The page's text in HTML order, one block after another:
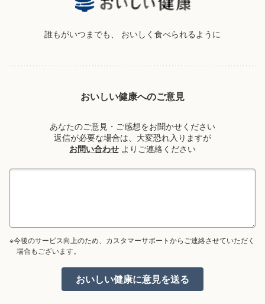
誰もがいつまでも、 おいしく食べられるように
おいしい健康へのご意見
あなたのご意見・ご感想をお聞かせください
返信が必要な場合は、大変恐れ入りますが
お問い合わせ よりご連絡ください
※今後のサービス向上のため、カスタマーサポートからご連絡させていただく
場合もございます。